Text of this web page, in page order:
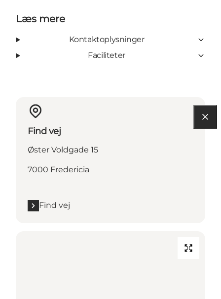
Læs mere
Kontaktoplysninger
Faciliteter
Find vej
Øster Voldgade 15
7000 Fredericia
Find vej